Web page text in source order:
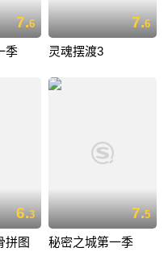
7.6
季
7.6
灵魂摆渡3
6.3
拼图
7.5
秘密之城第一季